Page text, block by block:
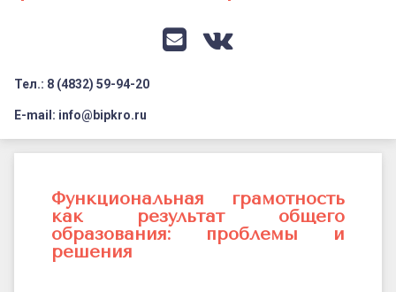
Профилактика дистанционных преступлений
Флагманы образования
Педагог-психолог
E-mailVK
Заголовок сайта → второстепенный
Тел.: 8 (4832) 59-94-20
E-mail: info@bipkro.ru
грамотность
как
результат
Updated on28.03.2022
ГАУ ДПО "БИПКРО"
Категории:
Новости,
Функциональная
грамотность,
Функциональная грамотность
как результат общего
образования: проблемы и
решения